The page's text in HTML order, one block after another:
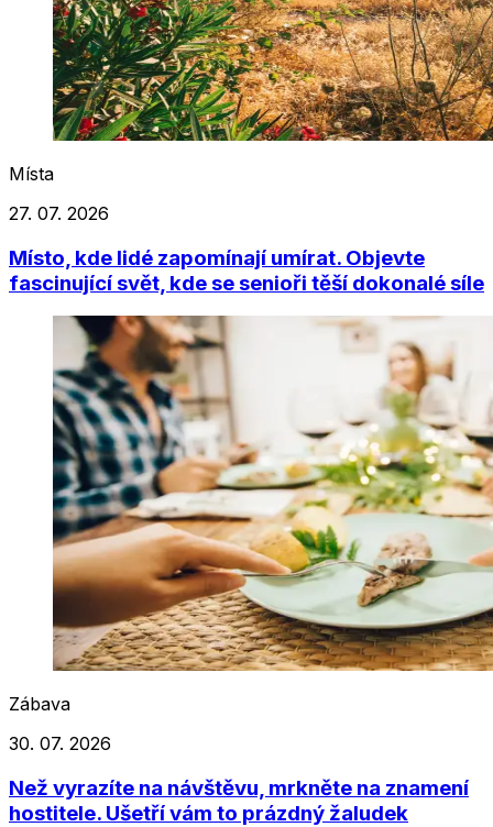
Místa
27. 07. 2026
Místo, kde lidé zapomínají umírat. Objevte
fascinující svět, kde se senioři těší dokonalé síle
Zábava
30. 07. 2026
Než vyrazíte na návštěvu, mrkněte na znamení
hostitele. Ušetří vám to prázdný žaludek